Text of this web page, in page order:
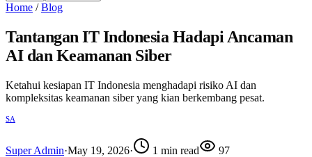
Home / Blog
Tantangan IT Indonesia Hadapi Ancaman
AI dan Keamanan Siber
Ketahui kesiapan IT Indonesia menghadapi risiko AI dan
kompleksitas keamanan siber yang kian berkembang pesat.
SA
Super Admin·May 19, 2026· 1 min read 97